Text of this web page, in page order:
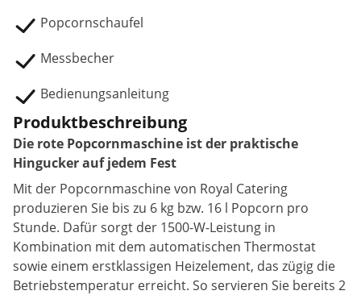
Popcornschaufel
Messbecher
Bedienungsanleitung
Produktbeschreibung
Die rote Popcornmaschine ist der praktische
Hingucker auf jedem Fest
Mit der Popcornmaschine von Royal Catering
produzieren Sie bis zu 6 kg bzw. 16 l Popcorn pro
Stunde. Dafür sorgt der 1500-W-Leistung in
Kombination mit dem automatischen Thermostat
sowie einem erstklassigen Heizelement, das zügig die
Betriebstemperatur erreicht. So servieren Sie bereits 2